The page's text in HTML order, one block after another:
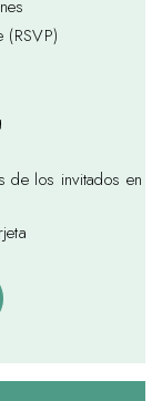
de los invitados en